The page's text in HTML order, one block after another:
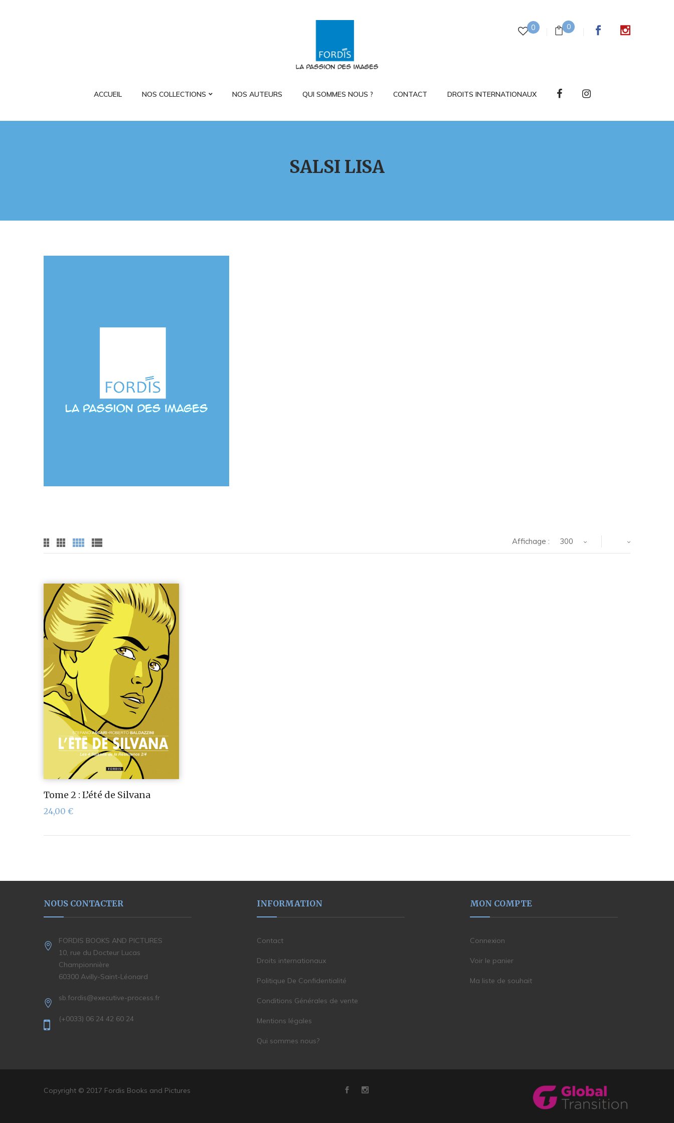
0 0
ACCUEIL NOS COLLECTIONS NOS AUTEURS QUI SOMMES NOUS ? CONTACT DROITS INTERNATIONAUX
SALSI LISA
Affichage : 300
Tome 2 : L’été de Silvana
24,00 €
NOUS CONTACTER
FORDIS BOOKS AND PICTURES
10, rue du Docteur Lucas
Championnière
60300 Avilly-Saint-Léonard
sb.fordis@executive-process.fr
(+0033) 06 24 42 60 24
INFORMATION
Contact
Droits internationaux
Politique De Confidentialité
Conditions Générales de vente
Mentions légales
Qui sommes nous?
MON COMPTE
Connexion
Voir le panier
Ma liste de souhait
Copyright © 2017 Fordis Books and Pictures